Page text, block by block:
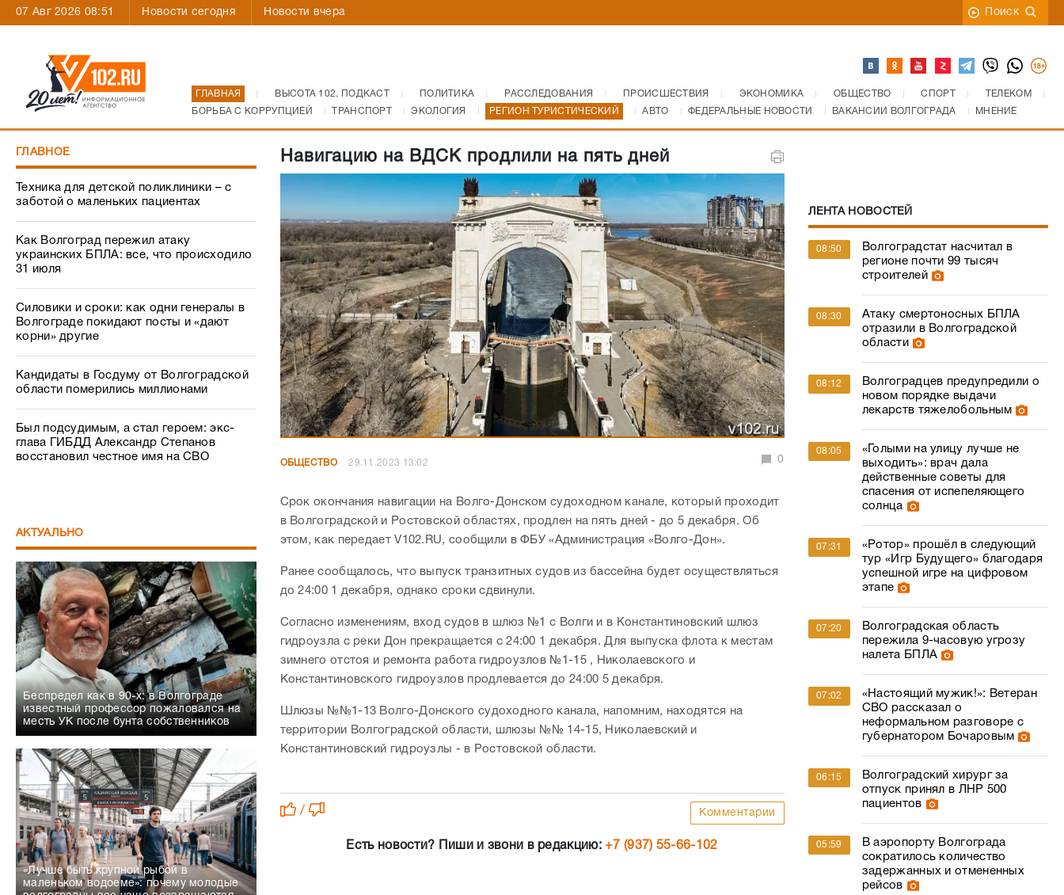
07 Авг 2026 08:51 Новости сегодня Новости вчера Поиск
ГЛАВНАЯ ВЫСОТА 102. ПОДКАСТ ПОЛИТИКА РАССЛЕДОВАНИЯ ПРОИСШЕСТВИЯ ЭКОНОМИКА ОБЩЕСТВО СПОРТ
ТЕЛЕКОМ
БОРЬБА С КОРРУПЦИЕЙ
ТРАНСПОРТ ЭКОЛОГИЯ РЕГИОН ТУРИСТИЧЕСКИЙ АВТО ФЕДЕРАЛЬНЫЕ НОВОСТИ ВАКАНСИИ ВОЛГОГРАДА МНЕНИЕ
ГЛАВНОЕ
Техника для детской поликлиники – с
заботой о маленьких пациентах
Как Волгоград пережил атаку
украинских БПЛА: все, что происходило
31 июля
Силовики и сроки: как одни генералы в
Волгограде покидают посты и «дают
корни» другие
Кандидаты в Госдуму от Волгоградской
области померились миллионами
Был подсудимым, а стал героем: экс-
глава ГИБДД Александр Степанов
восстановил честное имя на СВО
АКТУАЛЬНО
Беспредел как в 90-х: в Волгограде
известный профессор пожаловался на
месть УК после бунта собственников
«Лучше быть крупной рыбой в
маленьком водоеме»: почему молодые
Навигацию на ВДСК продлили на пять дней
ОБЩЕСТВО 29.11.2023 13:02 0
Срок окончания навигации на Волго-Донском судоходном канале, который проходит
в Волгоградской и Ростовской областях, продлен на пять дней - до 5 декабря. Об
этом, как передает V102.RU, сообщили в ФБУ «Администрация «Волго-Дон».
Ранее сообщалось, что выпуск транзитных судов из бассейна будет осуществляться
до 24:00 1 декабря, однако сроки сдвинули.
Согласно изменениям, вход судов в шлюз №1 с Волги и в Константиновский шлюз
гидроузла с реки Дон прекращается с 24:00 1 декабря. Для выпуска флота к местам
зимнего отстоя и ремонта работа гидроузлов №1-15 , Николаевского и
Константиновского гидроузлов продлевается до 24:00 5 декабря.
Шлюзы №№1-13 Волго-Донского судоходного канала, напомним, находятся на
территории Волгоградской области, шлюзы №№ 14-15, Николаевский и
Константиновский гидроузлы - в Ростовской области.
/ Комментарии
Есть новости? Пиши и звони в редакцию:+7 (937) 55-66-102
ЛЕНТА НОВОСТЕЙ
08:50
Волгоградстат насчитал в
регионе почти 99 тысяч
строителей
08:30
Атаку смертоносных БПЛА
отразили в Волгоградской
области
08:12
Волгоградцев предупредили о
новом порядке выдачи
лекарств тяжелобольным
08:05
«Голыми на улицу лучше не
выходить»: врач дала
действенные советы для
спасения от испепеляющего
солнца
07:31
«Ротор» прошёл в следующий
тур «Игр Будущего» благодаря
успешной игре на цифровом
этапе
07:20
Волгоградская область
пережила 9-часовую угрозу
налета БПЛА
07:02
«Настоящий мужик!»: Ветеран
СВО рассказал о
неформальном разговоре с
губернатором Бочаровым
06:15
Волгоградский хирург за
отпуск принял в ЛНР 500
пациентов
05:59
В аэропорту Волгограда
сократилось количество
задержанных и отмененных
рейсов